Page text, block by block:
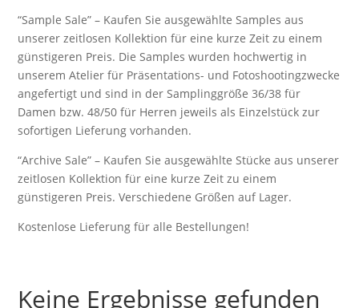
“Sample Sale” – Kaufen Sie ausgewählte Samples aus
unserer zeitlosen Kollektion für eine kurze Zeit zu einem
günstigeren Preis. Die Samples wurden hochwertig in
unserem Atelier für Präsentations- und Fotoshootingzwecke
angefertigt und sind in der Samplinggröße 36/38 für
Damen bzw. 48/50 für Herren jeweils als Einzelstück zur
sofortigen Lieferung vorhanden.
“Archive Sale” – Kaufen Sie ausgewählte Stücke aus unserer
zeitlosen Kollektion für eine kurze Zeit zu einem
günstigeren Preis. Verschiedene Größen auf Lager.
Kostenlose Lieferung für alle Bestellungen!
Keine Ergebnisse gefunden